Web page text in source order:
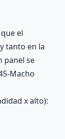
el
tanto en la
panel se
Macho
x alto):